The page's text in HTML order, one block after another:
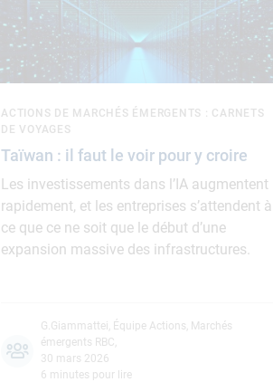
Taïwan : il faut le voir pour y croire
ACTIONS DE MARCHÉS ÉMERGENTS : CARNETS
DE VOYAGES
Les investissements dans l’IA augmentent
rapidement, et les entreprises s’attendent à
ce que ce ne soit que le début d’une
expansion massive des infrastructures.
G.Giammattei, Équipe Actions, Marchés
émergents RBC,
30 mars 2026
6 minutes pour lire